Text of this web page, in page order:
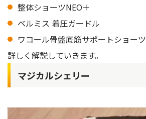
整体ショーツNEO＋
ベルミス 着圧ガードル
ワコール骨盤底筋サポートショーツ
詳しく解説していきます。
マジカルシェリー